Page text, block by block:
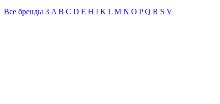
Все бренды 3 A B C D E H I K L M N O P Q R S V